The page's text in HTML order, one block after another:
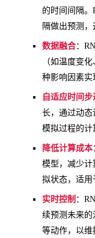
的时间间隔。
隔做出预测，
数据融合：
（如温度变
种影响因素实
自适应时间步
长，通过动
模拟过程的计
降低计算成本
模型，减少
拟状态，适用
实时控制 ：
续预测未来的
等动作，以维